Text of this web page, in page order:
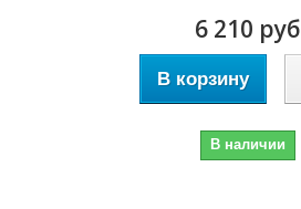
6 210 руб
В корзину
В наличии